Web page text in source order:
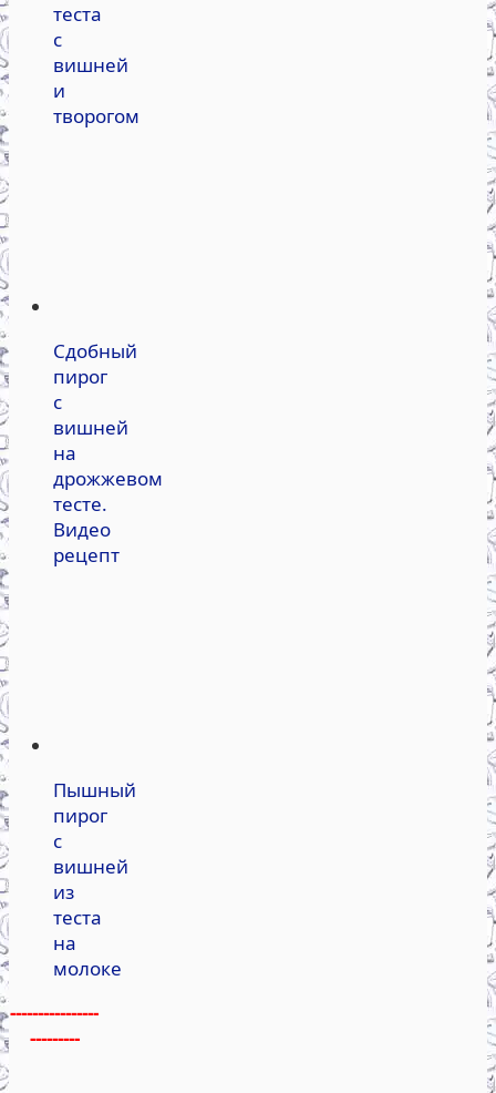
теста
с
вишней
и
творогом
Сдобный
пирог
с
вишней
на
дрожжевом
тесте.
Видео
рецепт
Пышный
пирог
с
вишней
из
теста
на
молоке
----------------
---------